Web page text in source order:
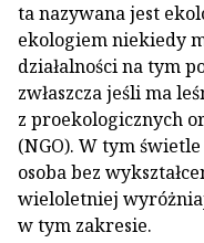
ta nazywana jest
ekologiem niekiedy
działalności na tym
zwłaszcza jeśli ma
z proekologicznych
(NGO). W tym
osoba bez
wieloletniej
w tym zakresie.